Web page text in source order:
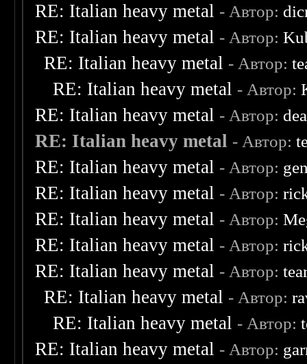
RE: Italian heavy metal - Автор:
RE: Italian heavy metal - Автор:
RE: Italian heavy metal - Автор:
RE: Italian heavy metal - Автор:
RE: Italian heavy metal - Автор:
RE: Italian heavy metal - Автор:
RE: Italian heavy metal - Автор:
RE: Italian heavy metal - Автор:
RE: Italian heavy metal - Автор:
RE: Italian heavy metal - Автор:
RE: Italian heavy metal - Автор:
RE: Italian heavy metal - Автор:
RE: Italian heavy metal - Автор:
RE: Italian heavy metal - Автор: